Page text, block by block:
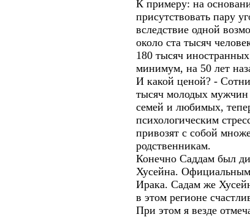
К примеру: на
присутствовать пару
вследствие одной
около ста тысяч
180 тысяч
минимум, на 50 лет
И какой ценой? - Сотни
тысяч молодых мужчин
семей и любимых,
психологическим
привозят с собой
родственникам.
Конечно Саддам был
Хусейна. Официальным
Ирака. Садам же
в этом регионе
При этом я везде